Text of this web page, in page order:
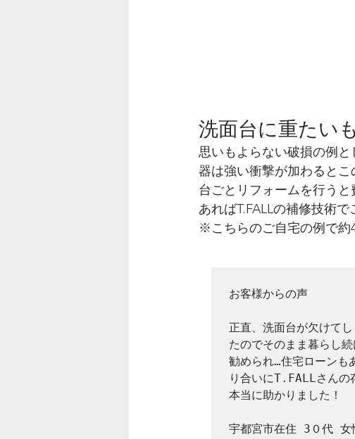
洗面台に重たい
思いもよらない破損の例
器は強い衝撃が加わると
台ごとリフォームを行う
あればT.FALLの補修技術で
※こちらのご自宅の例で約
お客様からの声
正直、洗面台が欠けて
たのでそのまま暮らし
勧められ…住宅ローンも
り合いにT.FALLさんの
本当に助かりました！